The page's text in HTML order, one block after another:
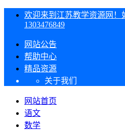
欢迎来到江苏教学资源网！
1303476849
网站公告
帮助中心
精品资源
关于我们
网站首页
语文
数学